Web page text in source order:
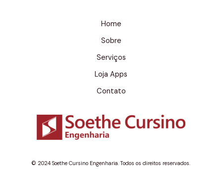
Home
Sobre
Serviços
Loja Apps
Contato
© 2024 Soethe Cursino Engenharia. Todos os direitos reservados.